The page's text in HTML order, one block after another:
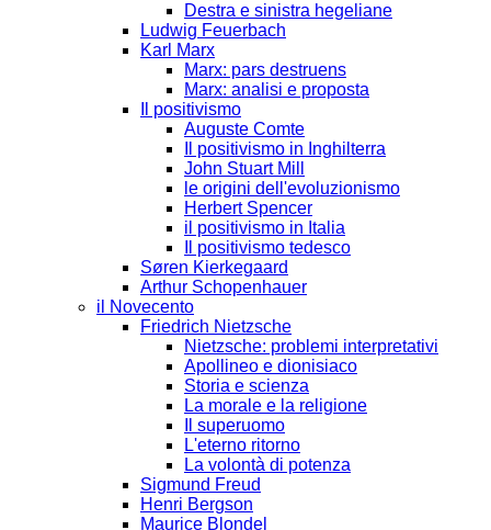
Destra e sinistra hegeliane
Ludwig Feuerbach
Karl Marx
Marx: pars destruens
Marx: analisi e proposta
Il positivismo
Auguste Comte
Il positivismo in Inghilterra
John Stuart Mill
le origini dell'evoluzionismo
Herbert Spencer
il positivismo in Italia
Il positivismo tedesco
Søren Kierkegaard
Arthur Schopenhauer
il Novecento
Friedrich Nietzsche
Nietzsche: problemi interpretativi
Apollineo e dionisiaco
Storia e scienza
La morale e la religione
Il superuomo
L'eterno ritorno
La volontà di potenza
Sigmund Freud
Henri Bergson
Maurice Blondel